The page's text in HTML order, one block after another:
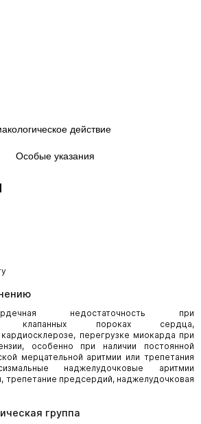
действие
Особые указания
недостаточность при
клапанных пороках сердца,
перегрузке миокарда при
особенно при наличии постоянной
мерцательной аритмии или трепетания
наджелудочковые аритмии
трепетание предсердий, наджелудочковая
группа